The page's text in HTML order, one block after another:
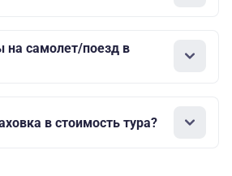
на самолет/поезд в
в стоимость тура?